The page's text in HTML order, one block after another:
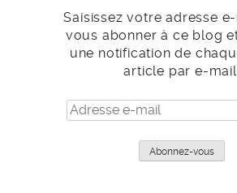
Saisissez votre adresse
vous abonner à ce blog
une notification de
article par e-
Adresse
e-
Abonnez-vous